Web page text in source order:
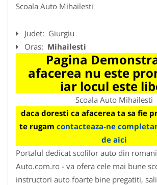
Scoala Auto Mihailesti
Judet: Giurgiu
Oras: Mihailesti
Pagina
afacerea nu este
iar locul este
Scoala Auto Mihailesti
daca doresti ca afacerea ta sa fie
te rugam contacteaza-ne
de aici
Portalul dedicat scolilor auto din
Auto.com.ro - va ofera cele mai bune
instructori auto foarte bine pregatiti,